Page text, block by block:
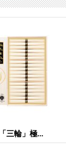
三輪」極...